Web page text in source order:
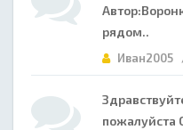
рядом..
Иван2005
пожалуйста